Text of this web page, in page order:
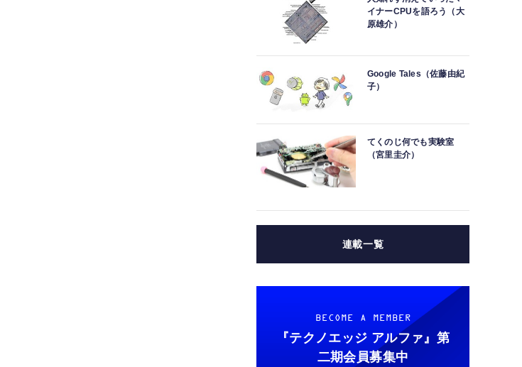
イナーCPUを語ろう（大
原雄介）
Google Tales（佐藤由紀
子）
てくのじ何でも実験室
（宮里圭介）
連載一覧
BECOME A MEMBER
『テクノエッジ アルファ』 第
二期会員募集中